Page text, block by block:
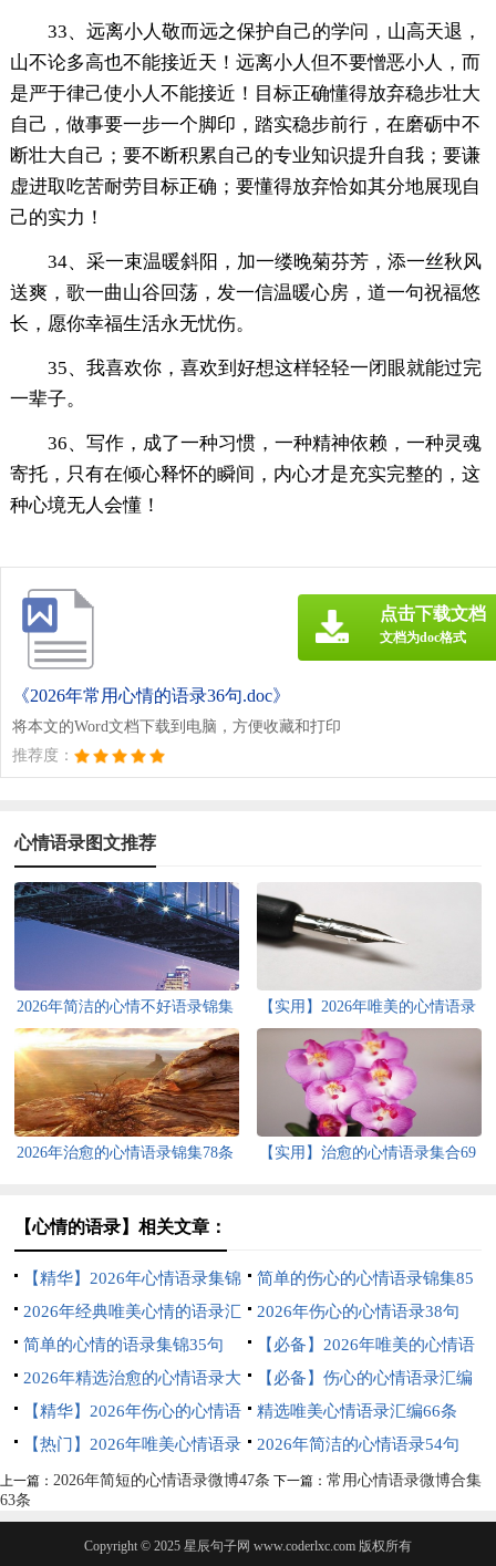
33、远离小人敬而远之保护自己的学问，山高天退，
山不论多高也不能接近天！远离小人但不要憎恶小人，而
是严于律己使小人不能接近！目标正确懂得放弃稳步壮大
自己，做事要一步一个脚印，踏实稳步前行，在磨砺中不
断壮大自己；要不断积累自己的专业知识提升自我；要谦
虚进取吃苦耐劳目标正确；要懂得放弃恰如其分地展现自
己的实力！
34、采一束温暖斜阳，加一缕晚菊芬芳，添一丝秋风
送爽，歌一曲山谷回荡，发一信温暖心房，道一句祝福悠
长，愿你幸福生活永无忧伤。
35、我喜欢你，喜欢到好想这样轻轻一闭眼就能过完
一辈子。
36、写作，成了一种习惯，一种精神依赖，一种灵魂
寄托，只有在倾心释怀的瞬间，内心才是充实完整的，这
种心境无人会懂！
《2026年常用心情的语录36句.doc》
将本文的Word文档下载到电脑，方便收藏和打印
推荐度：
点击下载文档
文档为doc格式
心情语录图文推荐
2026年简洁的心情不好语录锦集
54句
【实用】2026年唯美的心情语录
汇编85句
2026年治愈的心情语录锦集78条
【实用】治愈的心情语录集合69
【心情的语录】相关文章：
【精华】2026年心情语录集锦
57句
简单的伤心的心情语录锦集85
句
2026年经典唯美心情的语录汇
编79句
2026年伤心的心情语录38句
简单的心情的语录集锦35句
【必备】2026年唯美的心情语
录68句
2026年精选治愈的心情语录大
集合60句
【必备】伤心的心情语录汇编
66条
【精华】2026年伤心的心情语
录集合46句
精选唯美心情语录汇编66条
【热门】2026年唯美心情语录
摘录67条
2026年简洁的心情语录54句
上一篇： 2026年简短的心情语录微博47条 下一篇： 常用心情语录微博合集
63条
Copyright © 2025 星辰句子网 www.coderlxc.com 版权所有